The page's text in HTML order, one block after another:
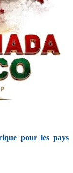
pour les pays